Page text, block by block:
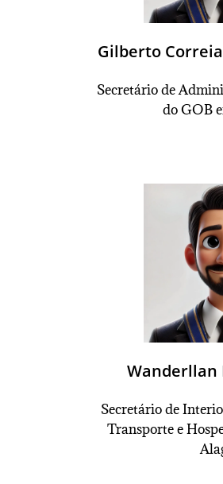
Gilberto
Secretáriode
do GOB
Wanderllan
Secretáriode
Transporte e